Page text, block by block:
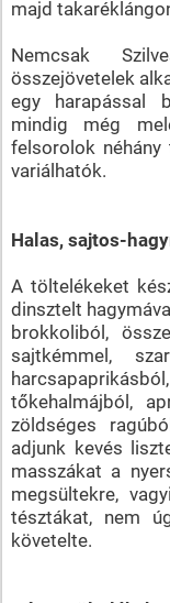
majd
Nemcsak
összejövetelek
egy harapással
mindig még
felsorolok
variálhatók.
Halas, sajtos-
A töltelékeket
dinsztelt
brokkoliból,
sajtkémmel,
tőkehalmájból,
zöldséges
adjunk kevés
masszákat a
megsültekre,
tésztákat, nem
követelte.